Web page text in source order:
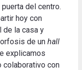
del centro.
hoy con
de la casa y
de un hall
explicamos
colaborativo con